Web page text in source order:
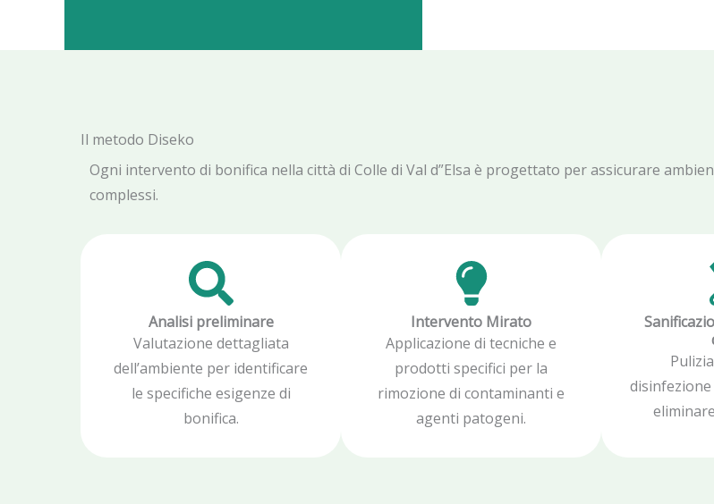
Il metodo Diseko
Ogni intervento di bonifica nella città di Colle di Val d”Elsa è progettato per assicurare
complessi.
Analisi preliminare
Valutazione dettagliata
dell’ambiente per identificare
le specifiche esigenze di
bonifica.
Intervento Mirato
Applicazione di tecniche e
prodotti specifici per la
rimozione di contaminanti e
agenti patogeni.